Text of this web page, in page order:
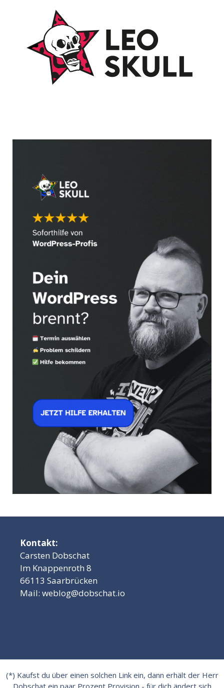
Kontakt:
Carsten Dobschat
Im Knappenroth 8
66113 Saarbrücken
Mail: weblog@dobschat.io
(*) Kaufst du über einen solchen Link ein, dann erhält der Herr